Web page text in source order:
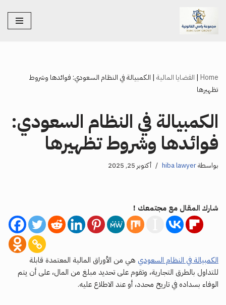
تخطى
Home
| القضايا المالية | الكمبيالة في النظام السعودي: فوائدها وشروط
تظهيرها
الكمبيالة في النظام السعودي:
فوائدها وشروط تظهيرها
بواسطةhiba lawyer أكتوبر 25, 2025
شارك المقال مع مجتمعك !
الكمبيالة في النظام السعودي هي من الأوراق المالية المعتمدة قابلة
للتداول بالطرق التجارية، وتقوم على تحديد مبلغ من المال، على أن يتم
الوفاء بسداده في تاريخ محدد، أو عند الاطلاع عليه.